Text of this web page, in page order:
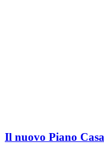
Il nuovo Piano